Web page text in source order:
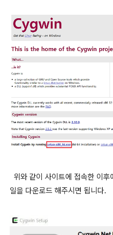
위와 같이 사이트에 접속한 이
일을 다운로드 해주시면 됩니다.